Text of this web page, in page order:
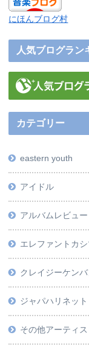
にほんブログ村
人気ブログラン
カテゴリー
eastern youth
アイドル
アルバムレビュー
エレファントカ
クレイジーケンバ
ジャパハリネット
その他アーティス